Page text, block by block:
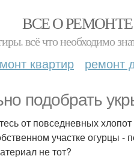
ВСЕ О РЕМОНТЕ
всё что необходимо
квартир ремонт
подобрать
от повседневных
участке огурцы
не тот?